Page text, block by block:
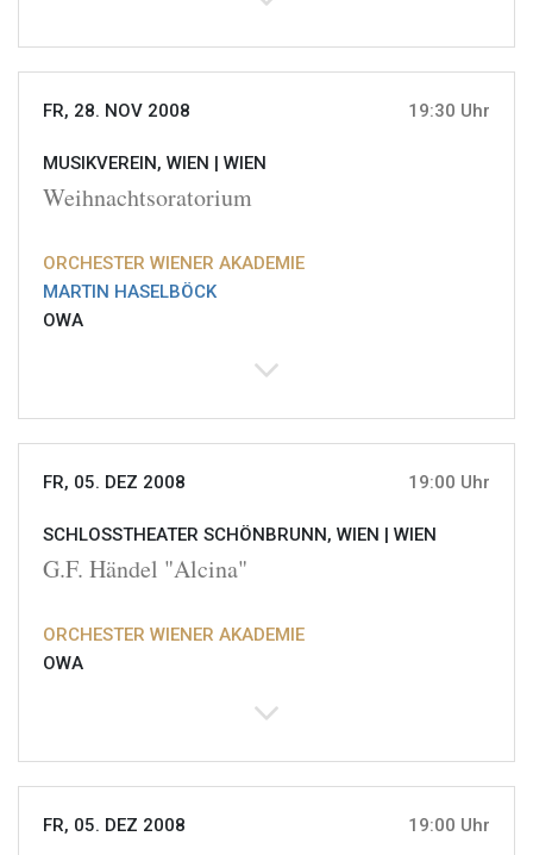
FR, 28. NOV 2008 19:30 Uhr
MUSIKVEREIN, WIEN | WIEN
Weihnachtsoratorium
ORCHESTER WIENER AKADEMIE
MARTIN HASELBÖCK
OWA
FR, 05. DEZ 2008 19:00 Uhr
SCHLOSSTHEATER SCHÖNBRUNN, WIEN | WIEN
G.F. Händel "Alcina"
ORCHESTER WIENER AKADEMIE
OWA
FR, 05. DEZ 2008 19:00 Uhr